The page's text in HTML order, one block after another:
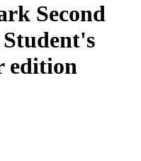
Second
edition